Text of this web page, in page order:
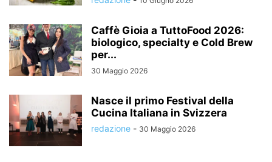
Caffè Gioia a TuttoFood 2026:
biologico, specialty e Cold Brew
per...
30 Maggio 2026
Nasce il primo Festival della
Cucina Italiana in Svizzera
redazione - 30 Maggio 2026